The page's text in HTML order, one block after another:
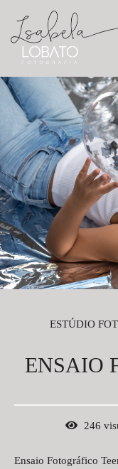
ESTÚDIO
ENSAIO
246
Ensaio Fotográfico